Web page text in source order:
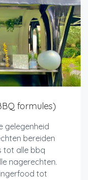
formules)
gelegenheid
bereiden
tot alle bbq
nagerechten.
tot